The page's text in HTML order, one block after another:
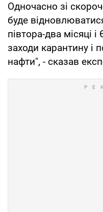
Одночасно зі
буде
півтора-два місяці
заходи карантину і
нафти", - сказав